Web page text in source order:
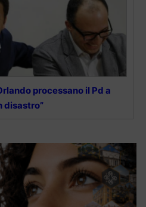
processano il Pd a
disastro”